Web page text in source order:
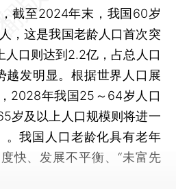
截至2024年末，我国60岁
，这是我国老龄人口首次突
口则达到2.2亿，占总人口
越发明显。根据世界人口展
2028年我国25～64岁人口
岁及以上人口规模则将进一
。我国人口老龄化具有老年
快、发展不平衡、“未富先